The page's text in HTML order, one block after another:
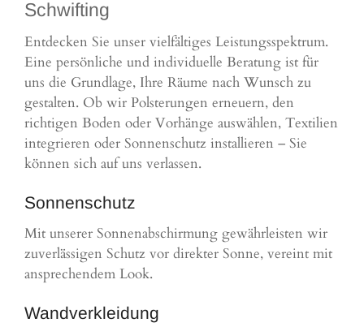
Schwifting
Entdecken Sie unser vielfältiges Leistungsspektrum.
Eine persönliche und individuelle Beratung ist für
uns die Grundlage, Ihre Räume nach Wunsch zu
gestalten. Ob wir Polsterungen erneuern, den
richtigen Boden oder Vorhänge auswählen, Textilien
integrieren oder Sonnenschutz installieren – Sie
können sich auf uns verlassen.
Sonnenschutz
Mit unserer Sonnenabschirmung gewährleisten wir
zuverlässigen Schutz vor direkter Sonne, vereint mit
ansprechendem Look.
Wandverkleidung